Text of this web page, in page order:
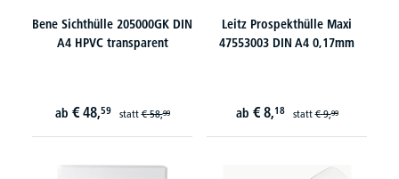
Bene Sichthülle 205000GK DIN
A4 HPVC transparent
ab € 48,59 statt€ 58,99
Leitz Prospekthülle Maxi
47553003 DIN A4 0,17mm
ab € 8,18 statt€ 9,99